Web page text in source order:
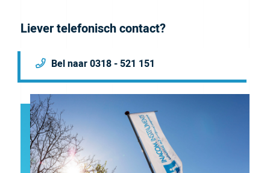
Liever telefonisch contact?
Bel naar 0318 - 521 151